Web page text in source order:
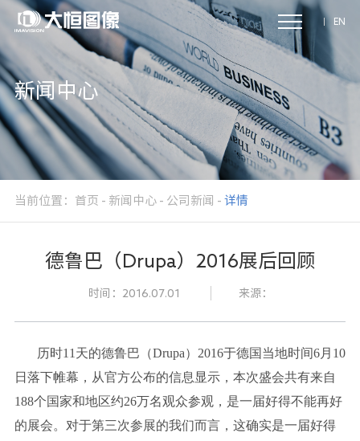
EN
新闻中心
当前位置： 首页 - 新闻中心- 公司新闻 - 详情
德鲁巴（Drupa）2016展后回顾
时间：2016.07.01 来源：
历时11天的德鲁巴（Drupa）2016于德国当地时间6月10
日落下帷幕，从官方公布的信息显示，本次盛会共有来自
188个国家和地区约26万名观众参观，是一届好得不能再好
的展会。对于第三次参展的我们而言，这确实是一届好得